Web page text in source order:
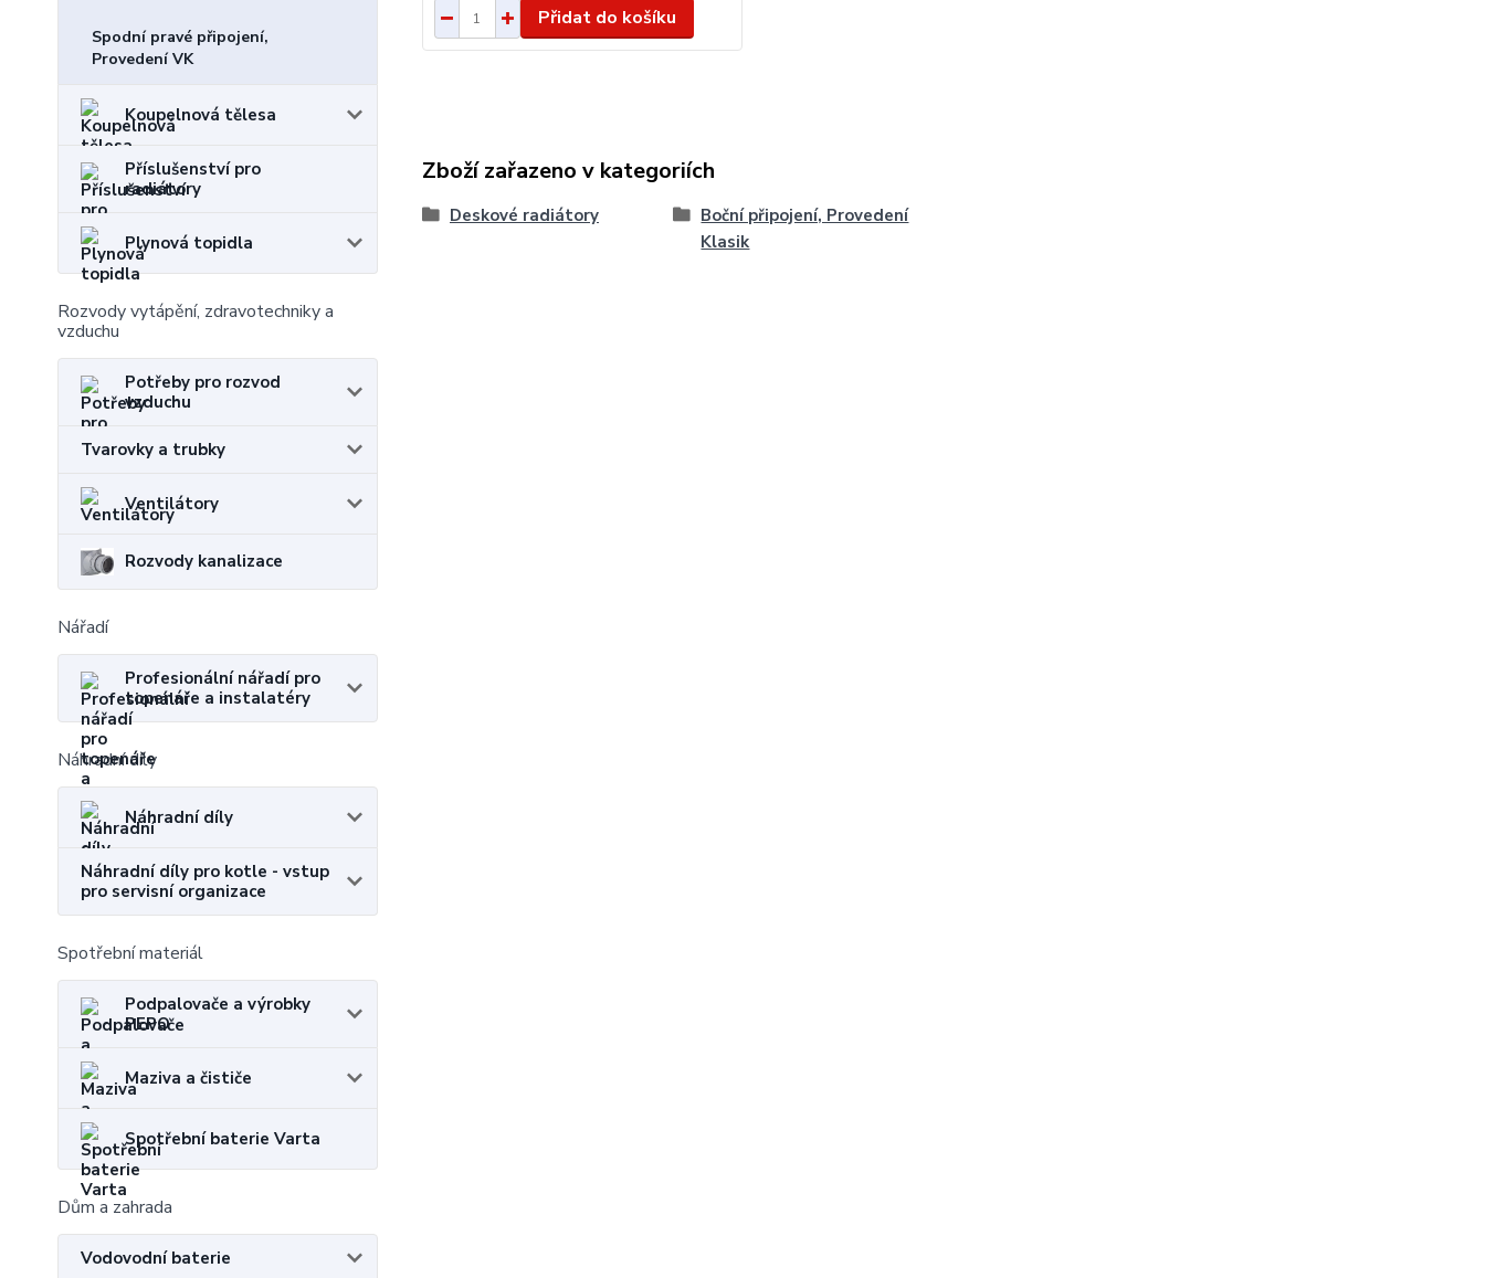
Spodní pravé připojení,
Provedení VK
Koupelnová tělesa
Příslušenství pro
radiátory
Plynová topidla
Rozvody vytápění, zdravotechniky a
vzduchu
Potřeby pro rozvod
vzduchu
Tvarovky a trubky
Ventilátory
Rozvody kanalizace
Nářadí
Profesionální nářadí pro
topenáře a instalatéry
Náhradní díly
Náhradní díly
Náhradní díly pro kotle - vstup
pro servisní organizace
Spotřební materiál
Podpalovače a výrobky
PEPO
Maziva a čističe
Spotřební baterie Varta
Dům a zahrada
Vodovodní baterie
Přidat do košíku
Zboží zařazeno v kategoriích
Deskové radiátory
Boční připojení, Provedení
Klasik